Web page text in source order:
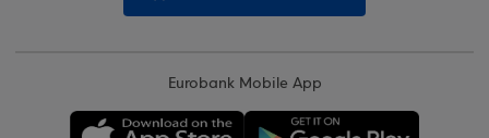
Eurobank Mobile App